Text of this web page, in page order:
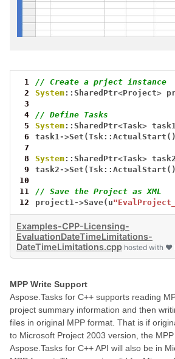
1
// Create a prject instance
2
System::SharedPtr<Project>
3
4
// Define Tasks
5
System::SharedPtr<Task>
6
task1->
7
8
System::SharedPtr<Task> task2
9
task2 ->
10
11
// Save the Project as XML
12
project1->Save(u
Examples-CPP-Licensing-
EvaluationDateTimeLimitations-
DateTimeLimitations.cpp hosted with ❤
MPP Write Support
Aspose.Tasks for C++ supports reading
project summary information and then
files in original MPP format. That is if
to Microsoft Project 2003 version, the
Aspose.Tasks for C++ API will also be in